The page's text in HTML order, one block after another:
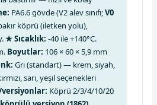
PA6.6 gövde (V2 alev sınıfı;V0
köprü (iletken yolu),
★ Sıcaklık: -40 ile +140°C.
Boyutlar: 106 × 60 × 5,9 mm
Gri (standart) — krem, siyah,
sarı, yeşil seçenekleri
Köprü 2/3/4/10/20